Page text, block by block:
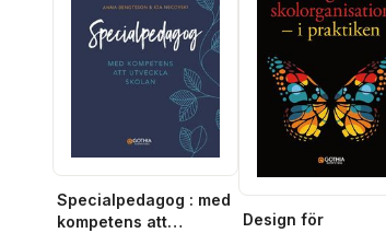
Specialpedagog : med
kompetens att
Design för